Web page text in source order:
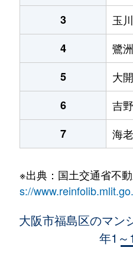
3
玉川
4
鷺洲
5
大開
6
吉野
7
海
※出典：国土交通省不
s://
大阪市福島区のマン
年1～